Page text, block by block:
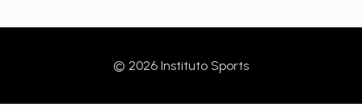
© 2026 Instituto Sports